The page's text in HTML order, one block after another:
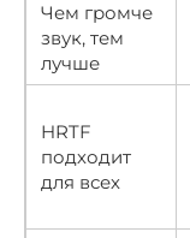
Чем громче
звук, тем
лучше
HRTF
подходит
для всех